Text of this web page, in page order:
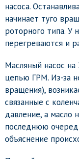
насоса.
начинает туго
роторного типа. У
перегреваются и
Масляный насос
цепью ГРМ. Из-за
вращения),
связанные с
давление, а масло
последнюю
объяснение